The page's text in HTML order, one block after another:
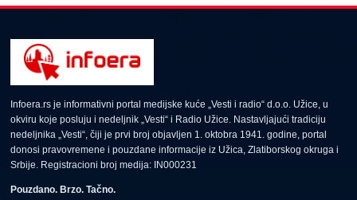
Infoera.rs je informativni portal medijske kuće „Vesti i radio“ d.o.o. Užice, u
okviru koje posluju i nedeljnik „Vesti“ i Radio Užice. Nastavljajući tradiciju
nedeljnika „Vesti“, čiji je prvi broj objavljen 1. oktobra 1941. godine, portal
donosi pravovremene i pouzdane informacije iz Užica, Zlatiborskog okruga i
Srbije. Registracioni broj medija: IN000231
Pouzdano. Brzo. Tačno.